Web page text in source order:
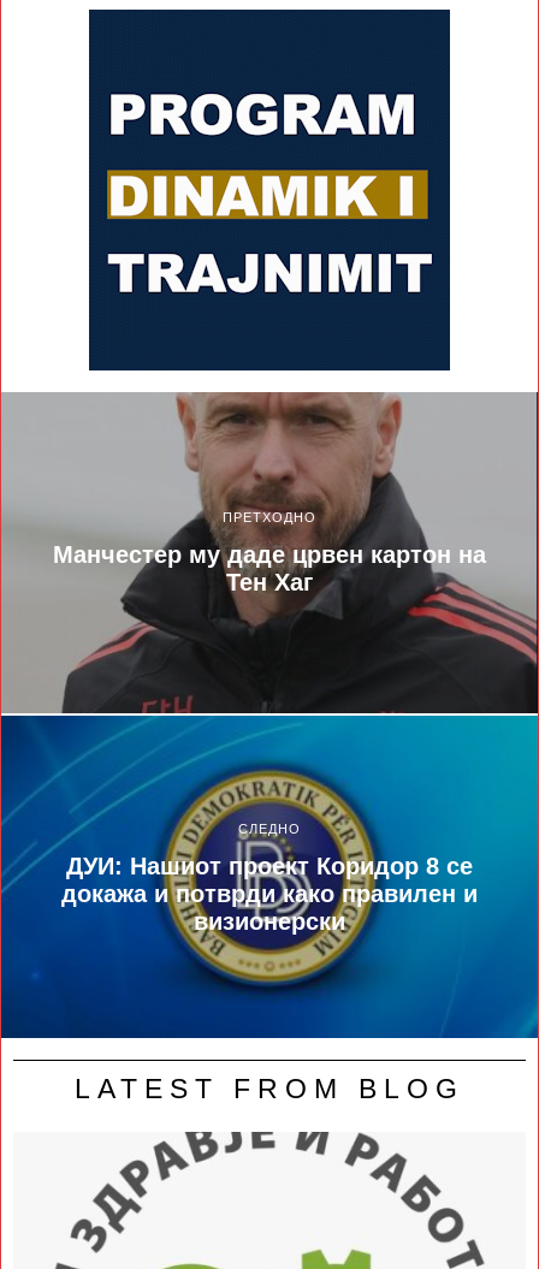
ПРЕТХОДНО
Манчестер му даде црвен картон на
Тен Хаг
СЛЕДНО
ДУИ: Нашиот проект Коридор 8 се
докажа и потврди како правилен и
визионерски
LATEST FROM BLOG